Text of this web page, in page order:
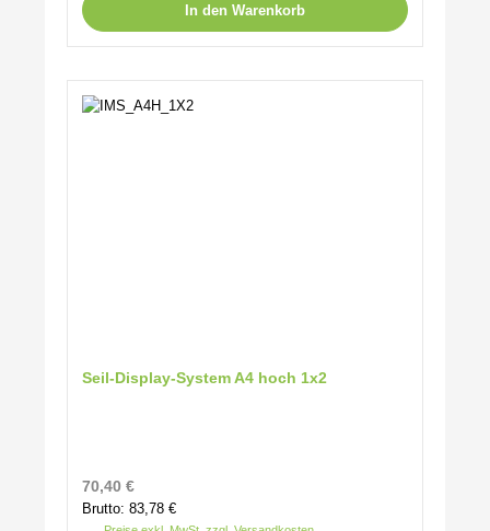
In den Warenkorb
Seil-Display-System A4 hoch 1x2
Regulärer Preis:
70,40 €
Brutto: 83,78 €